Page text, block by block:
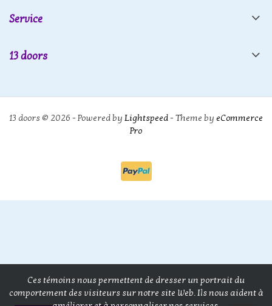
Service
13 doors
13 doors © 2026 - Powered by Lightspeed- Theme by eCommerce
Pro
Ces témoins nous permettent de dresser un portrait du
comportement des visiteurs sur notre site Web. Ils nous aident à